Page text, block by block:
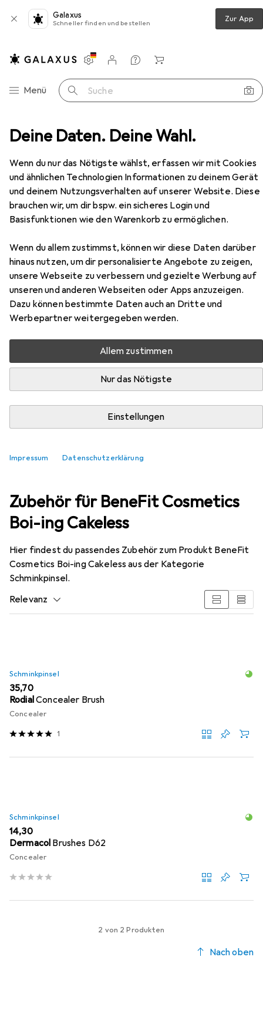
Deine Daten. Deine Wahl.
Wenn du nur das Nötigste wählst, erfassen wir mit Cookies
und ähnlichen Technologien Informationen zu deinem Gerät
und deinem Nutzungsverhalten auf unserer Website. Diese
brauchen wir, um dir bspw. ein sicheres Login und
Basisfunktionen wie den Warenkorb zu ermöglichen.
Wenn du allem zustimmst, können wir diese Daten darüber
hinaus nutzen, um dir personalisierte Angebote zu zeigen,
unsere Webseite zu verbessern und gezielte Werbung auf
unseren und anderen Webseiten oder Apps anzuzeigen.
Dazu können bestimmte Daten auch an Dritte und
Werbepartner weitergegeben werden.
Allem zustimmen
Nur das Nötigste
Einstellungen
Impressum Datenschutzerklärung
Galaxus
Schneller finden und bestellen Zur App
Navigation nach Kategorien
Menü Suche
Einstellungen
Kundenkonto
Vergleichslisten
Merklisten
Warenkorb
Concealer BeneFit Cosmetics Boi-ing Cakeless
EUR
22,59 EUR
4518,–/1l
BeneFit CosmeticsBoi-ing Cakeless
7 Medium Warm
Zubehör für BeneFit Cosmetics
Boi-ing Cakeless
Hier findest du passendes Zubehör zum Produkt BeneFit
Cosmetics Boi-ing Cakeless aus der Kategorie
Schminkpinsel.
Relevanz
Schminkpinsel
EUR
35,70
RodialConcealer Brush
Concealer
1
Schminkpinsel
EUR
14,30
Dermacol Brushes D62
Concealer
2 von 2 Produkten
Nach oben